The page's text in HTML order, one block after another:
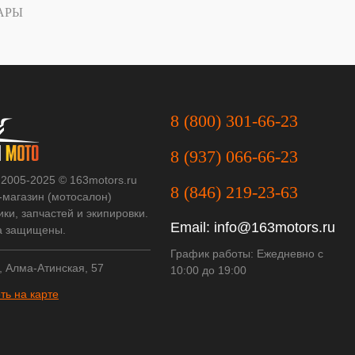
2025 © 163motors.ru
(мотосалон)
запчастей и экипировки.
защищены.
Алма-Атинская, 57
на карте
8 (800) 301-66-23
8 (937) 066-66-23
8 (846) 219-23-63
Email: info@163motors.ru
График работы: Ежедневно с
10:00 до 19:00